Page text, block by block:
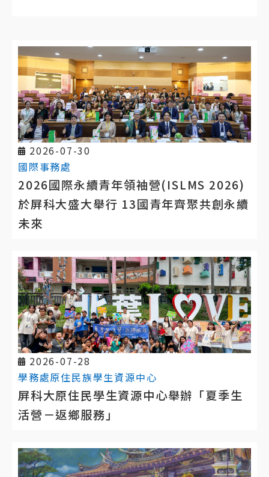
2026-07-30
國際事務處
2026國際永續青年領袖營(ISLMS 2026)
於屏科大盛大舉行 13國青年齊聚共創永續
未來
2026-07-28
學務處原住民族學生資源中心
屏科大原住民學生資源中心舉辦「夏季生
活營－返鄉服務」